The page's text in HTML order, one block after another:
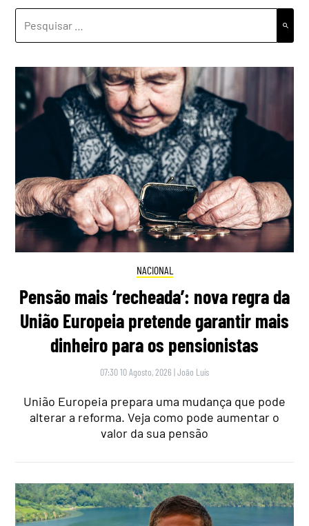
NACIONAL
Pensão mais ‘recheada’: nova regra da
União Europeia pretende garantir mais
dinheiro para os pensionistas
07:30 10 Agosto, 2026 |João Luís
União Europeia prepara uma mudança que pode
alterar a reforma. Veja como pode aumentar o
valor da sua pensão